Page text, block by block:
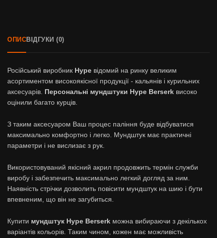
ОПИСВІДГУКИ (0)
Російський виробник Hype відомий на ринку великим
асортиментом високоякісної продукції - кальянів і курильних
аксесуарів. Персональні мундштуки Hype Berserk високо
оцінили багато курців.
З таким аксесуаром Ваш процес паління буде відбуватися
максимально комфортно і легко. Мундштук має практичні
параметри і не вислизає з рук.
Використовуваний якісний акрил продовжить термін служби
виробу і забезпечить максимально легкий догляд за ним.
Наявність стрічки дозволить повісити мундштук на шию і бути
впевненим, що він не загубиться.
Купити мундштук Hype Berserk можна вибираючи з декількох
варіантів кольорів. Таким чином, кожен має можливість